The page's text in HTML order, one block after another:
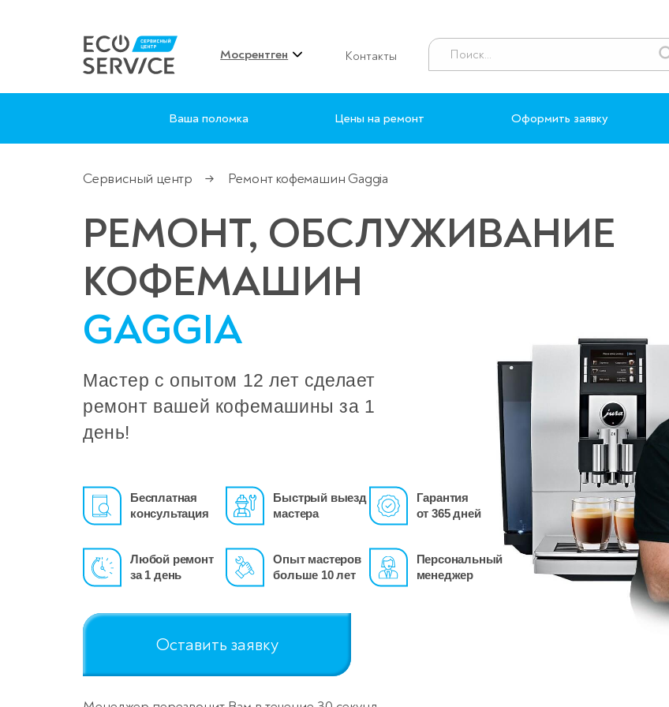
Мосрентген Контакты
Ваша поломка Цены на ремонт Оформить заявку
Сервисный центр → Ремонт кофемашин Gaggia
РЕМОНТ, ОБСЛУЖИВАНИЕ
КОФЕМАШИН
GAGGIA
Мастер с опытом 12 лет сделает
ремонт вашей кофемашины за 1
день!
Бесплатная
консультация
Быстрый выезд
мастера
Гарантия
от 365 дней
Любой ремонт
за 1 день
Опыт мастеров
больше 10 лет
Персональный
менеджер
Оставить заявку